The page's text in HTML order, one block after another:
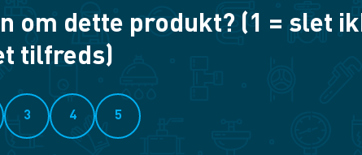
om dette produkt? (1 = slet
tilfreds)
3 4 5